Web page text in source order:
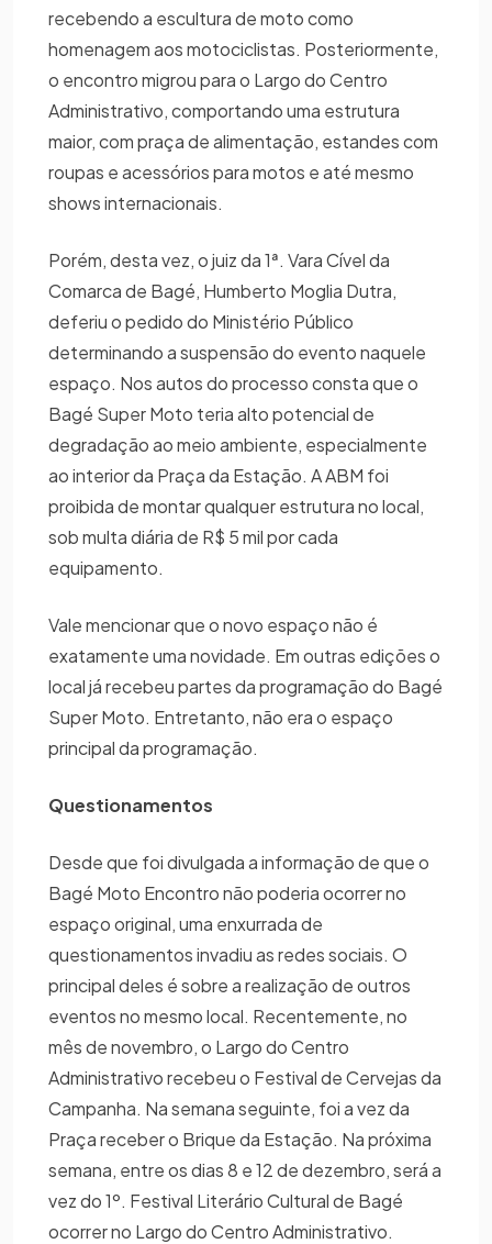
recebendo a escultura de moto como
homenagem aos motociclistas. Posteriormente,
o encontro migrou para o Largo do Centro
Administrativo, comportando uma estrutura
maior, com praça de alimentação, estandes com
roupas e acessórios para motos e até mesmo
shows internacionais.
Porém, desta vez, o juiz da 1ª. Vara Cível da
Comarca de Bagé, Humberto Moglia Dutra,
deferiu o pedido do Ministério Público
determinando a suspensão do evento naquele
espaço. Nos autos do processo consta que o
Bagé Super Moto teria alto potencial de
degradação ao meio ambiente, especialmente
ao interior da Praça da Estação. A ABM foi
proibida de montar qualquer estrutura no local,
sob multa diária de R$ 5 mil por cada
equipamento.
Vale mencionar que o novo espaço não é
exatamente uma novidade. Em outras edições o
local já recebeu partes da programação do Bagé
Super Moto. Entretanto, não era o espaço
principal da programação.
Questionamentos
Desde que foi divulgada a informação de que o
Bagé Moto Encontro não poderia ocorrer no
espaço original, uma enxurrada de
questionamentos invadiu as redes sociais. O
principal deles é sobre a realização de outros
eventos no mesmo local. Recentemente, no
mês de novembro, o Largo do Centro
Administrativo recebeu o Festival de Cervejas da
Campanha. Na semana seguinte, foi a vez da
Praça receber o Brique da Estação. Na próxima
semana, entre os dias 8 e 12 de dezembro, será a
vez do 1º. Festival Literário Cultural de Bagé
ocorrer no Largo do Centro Administrativo.